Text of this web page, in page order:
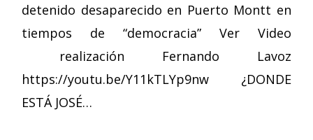
detenido desaparecido en Puerto Montt en
tiempos de “democracia” Ver Video
realización Fernando Lavoz
https://youtu.be/Y11kTLYp9nw ¿DONDE
ESTÁ JOSÉ…